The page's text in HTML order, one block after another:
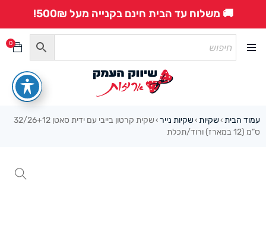
🚚 משלוח עד הבית חינם בקנייה מעל 500₪!
0
עמוד הבית ›שקיות ›שקיות נייר ›
שקית קרטון בייבי עם ידית סאטן 32/26+12
ס”מ (12 במארז) ורוד/תכלת